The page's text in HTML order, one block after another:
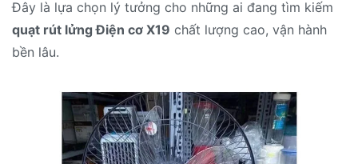
Đây là lựa chọn lý tưởng cho những ai đang tìm kiếm
quạt rút lửng Điện cơ X19 chất lượng cao, vận hành
bền lâu.